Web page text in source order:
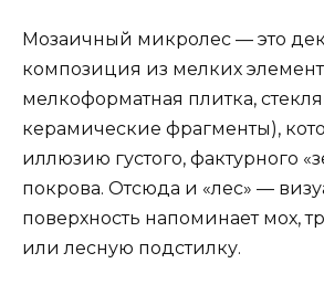
Мозаичный микролес — это
композиция из мелких
мелкоформатная плитка,
керамические фрагменты),
иллюзию густого, фактурного
покрова. Отсюда и «лес» —
поверхность напоминает мох,
или лесную подстилку.